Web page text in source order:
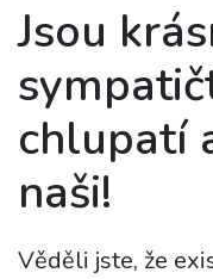
Jsou
chlupatí
naši!
Věděli jste, že